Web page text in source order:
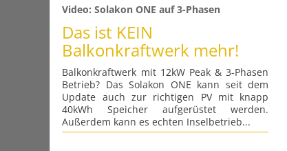
Video: Solakon ONE auf 3-Phasen
Das ist KEIN
Balkonkraftwerk mehr!
Balkonkraftwerk mit 12kW Peak & 3-Phasen
Betrieb? Das Solakon ONE kann seit dem
Update auch zur richtigen PV mit knapp
40kWh Speicher aufgerüstet werden.
Außerdem kann es echten Inselbetrieb...